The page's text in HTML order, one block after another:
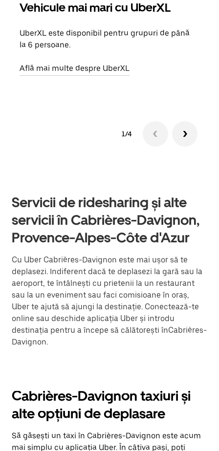
Vehicule mai mari cu UberXL
UberXL este disponibil pentru grupuri de până
la 6 persoane.
Află mai multe despre UberXL
1/4
Servicii de ridesharing și alte
servicii în Cabrières-Davignon,
Provence-Alpes-Côte d'Azur
Cu Uber Cabrières-Davignon este mai ușor să te
deplasezi. Indiferent dacă te deplasezi la gară sau la
aeroport, te întâlnești cu prietenii la un restaurant
sau la un eveniment sau faci comisioane în oraș,
Uber te ajută să ajungi la destinație. Conectează-te
online sau deschide aplicația Uber și introdu
destinația pentru a începe să călătorești înCabrières-
Davignon.
Cabrières-Davignon taxiuri și
alte opțiuni de deplasare
Să găsești un taxi în Cabrières-Davignon este acum
mai simplu cu aplicația Uber. În câțiva pași, poți